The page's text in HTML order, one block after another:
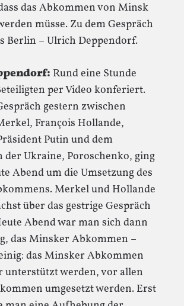
das Abkommen von Minsk
müsse. Zu dem Gespräch
Berlin – Ulrich Deppendorf.
Rund eine Stunde
per Video konferiert.
gestern zwischen
François Hollande,
Putin und dem
der Ukraine, Poroschenko, ging
Abend um die Umsetzung des
Merkel und Hollande
über das gestrige Gespräch
Abend war man sich dann
das Minsker Abkommen –
das Minsker Abkommen
unterstützt werden, vor allen
umgesetzt werden. Erst